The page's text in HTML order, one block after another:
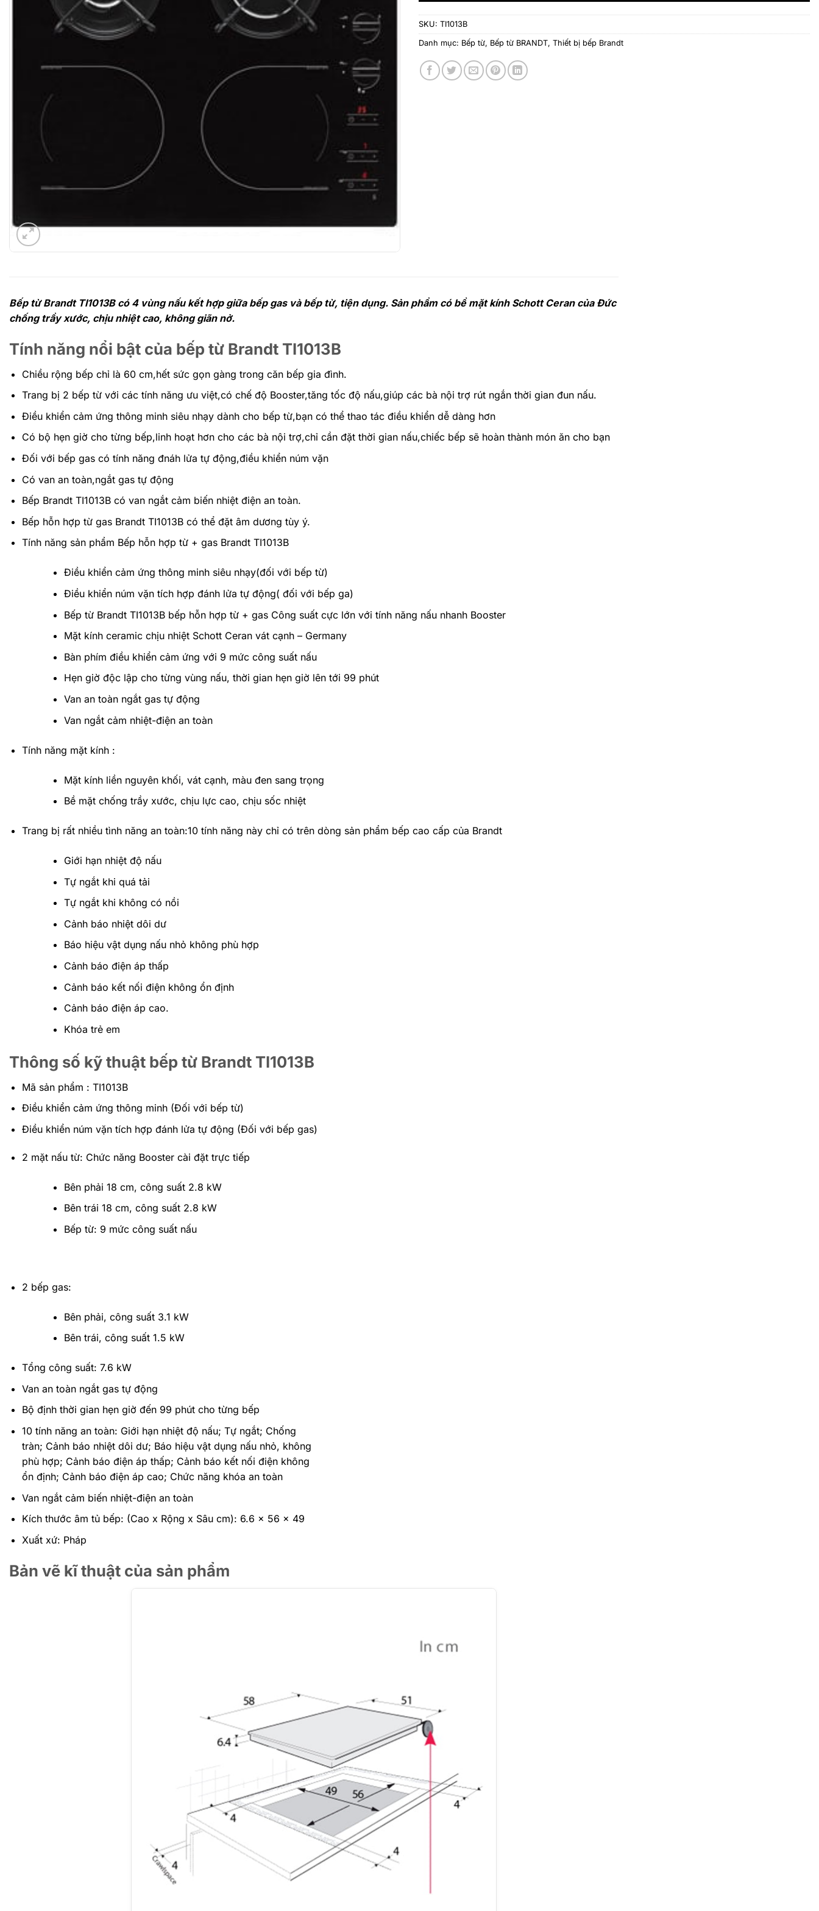
SKU: TI1013B
Danh mục: Bếp từ, Bếp từ BRANDT, Thiết bị bếp Brandt
Bếp từ Brandt TI1013B có 4 vùng nấu kết hợp giữa bếp gas và bếp từ, tiện dụng. Sản phẩm có bề mặt kính Schott Ceran của Đức
chống trầy xước, chịu nhiệt cao, không giãn nở.
Tính năng nổi bật của bếp từ Brandt TI1013B
Chiều rộng bếp chỉ là 60 cm,hết sức gọn gàng trong căn bếp gia đình.
Trang bị 2 bếp từ với các tính năng ưu việt,có chế độ Booster,tăng tốc độ nấu,giúp các bà nội trợ rút ngắn thời gian đun nấu.
Điều khiển cảm ứng thông minh siêu nhạy dành cho bếp từ,bạn có thể thao tác điều khiển dễ dàng hơn
Có bộ hẹn giờ cho từng bếp,linh hoạt hơn cho các bà nội trợ,chỉ cần đặt thời gian nấu,chiếc bếp sẽ hoàn thành món ăn cho bạn
Đối với bếp gas có tính năng đnáh lửa tự động,điều khiển núm vặn
Có van an toàn,ngắt gas tự động
Bếp Brandt TI1013B có van ngắt cảm biến nhiệt điện an toàn.
Bếp hỗn hợp từ gas Brandt TI1013B có thể đặt âm dương tùy ý.
Tính năng sản phẩm Bếp hỗn hợp từ + gas Brandt TI1013B
Điều khiển cảm ứng thông minh siêu nhạy(đối với bếp từ)
Điều khiển núm vặn tích hợp đánh lửa tự động( đối với bếp ga)
Bếp từ Brandt TI1013B bếp hỗn hợp từ + gas Công suất cực lớn với tính năng nấu nhanh Booster
Mặt kính ceramic chịu nhiệt Schott Ceran vát cạnh – Germany
Bàn phím điều khiển cảm ứng với 9 mức công suất nấu
Hẹn giờ độc lập cho từng vùng nấu, thời gian hẹn giờ lên tới 99 phút
Van an toàn ngắt gas tự động
Van ngắt cảm nhiệt-điện an toàn
Tính năng mặt kính :
Mặt kính liền nguyên khối, vát cạnh, màu đen sang trọng
Bề mặt chống trầy xước, chịu lực cao, chịu sốc nhiệt
Trang bị rất nhiều tình năng an toàn:10 tính năng này chỉ có trên dòng sản phẩm bếp cao cấp của Brandt
Giới hạn nhiệt độ nấu
Tự ngắt khi quá tải
Tự ngắt khi không có nồi
Cảnh báo nhiệt dôi dư
Báo hiệu vật dụng nấu nhỏ không phù hợp
Cảnh báo điện áp thấp
Cảnh báo kết nối điện không ổn định
Cảnh báo điện áp cao.
Khóa trẻ em
Thông số kỹ thuật bếp từ Brandt TI1013B
Mã sản phẩm : TI1013B
Ðiều khiển cảm ứng thông minh (Ðối với bếp từ)
Ðiều khiển núm vặn tích hợp đánh lửa tự động (Ðối với bếp gas)
2 mặt nấu từ: Chức năng Booster cài đặt trực tiếp
Bên phải 18 cm, công suất 2.8 kW
Bên trái 18 cm, công suất 2.8 kW
Bếp từ: 9 mức công suất nấu
2 bếp gas:
Bên phải, công suất 3.1 kW
Bên trái, công suất 1.5 kW
Tổng công suất: 7.6 kW
Van an toàn ngắt gas tự động
Bộ định thời gian hẹn giờ đến 99 phút cho từng bếp
10 tính năng an toàn: Giới hạn nhiệt độ nấu; Tự ngắt; Chống
tràn; Cảnh báo nhiệt dôi dư; Báo hiệu vật dụng nấu nhỏ, không
phù hợp; Cảnh báo điện áp thấp; Cảnh báo kết nối điện không
ổn định; Cảnh báo điện áp cao; Chức năng khóa an toàn
Van ngắt cảm biến nhiệt-điện an toàn
Kích thước âm tủ bếp: (Cao x Rộng x Sâu cm): 6.6 x 56 x 49
Xuất xứ: Pháp
Bản vẽ kĩ thuật của sản phẩm